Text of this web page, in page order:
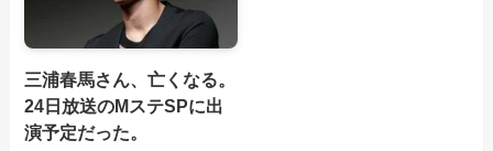
三浦春馬さん、亡くなる。
24日放送のMステSPに出
演予定だった。